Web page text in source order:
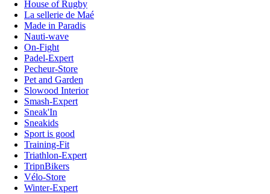
House of Rugby
La sellerie de Maé
Made in Paradis
Nauti-wave
On-Fight
Padel-Expert
Pecheur-Store
Pet and Garden
Slowood Interior
Smash-Expert
Sneak'In
Sneakids
Sport is good
Training-Fit
Triathlon-Expert
TripnBikers
Vélo-Store
Winter-Expert